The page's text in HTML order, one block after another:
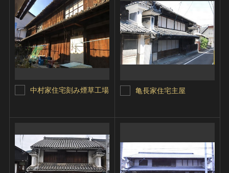
中村家住宅刻み煙草工場 亀長家住宅主屋